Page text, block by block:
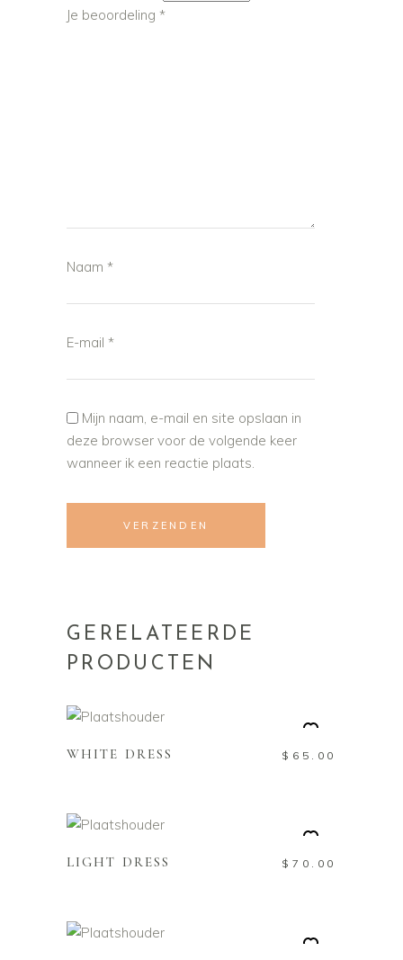
Je beoordeling *
Naam *
E-mail *
Mijn naam, e-mail en site opslaan in
deze browser voor de volgende keer
wanneer ik een reactie plaats.
GERELATEERDE
PRODUCTEN
WHITE DRESS $ 65.00
LIGHT DRESS $ 70.00